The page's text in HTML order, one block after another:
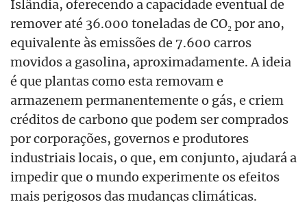
Islândia, oferecendo a capacidade eventual de
remover até 36.000 toneladas de CO₂ por ano,
equivalente às emissões de 7.600 carros
movidos a gasolina, aproximadamente. A ideia
é que plantas como esta removam e
armazenem permanentemente o gás, e criem
créditos de carbono que podem ser comprados
por corporações, governos e produtores
industriais locais, o que, em conjunto, ajudará a
impedir que o mundo experimente os efeitos
mais perigosos das mudanças climáticas.